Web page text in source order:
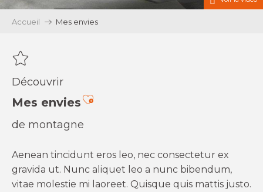
Accueil Mes envies
Découvrir
Mes enviesAjouter aux favoris
de montagne
Aenean tincidunt eros leo, nec consectetur ex
gravida ut. Nunc aliquet leo a nunc bibendum,
vitae molestie mi laoreet. Quisque quis mattis justo.